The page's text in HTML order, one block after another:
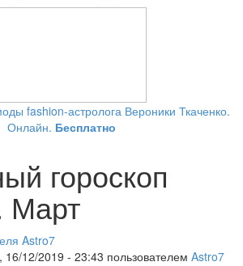
fashion-астролога Вероники Ткаченко.
Онлайн. Бесплатно
гороскоп
Март
16/12/2019 - 23:43 пользователем Astro7